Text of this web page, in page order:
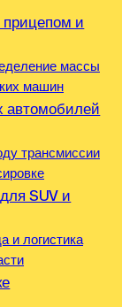
прицепом и
массы
машин
автомобилей
трансмиссии
SUV и
и логистика